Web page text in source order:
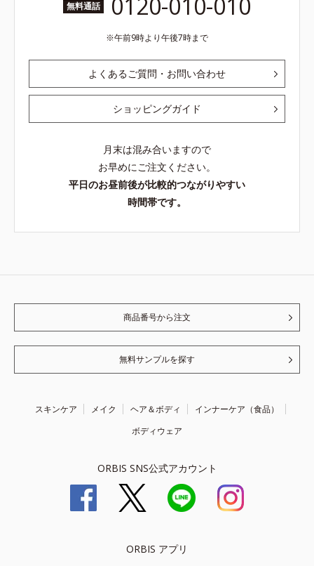
無料通話
午前9時より午後7時まで
よくあるご質問・お問い合わせ
ショッピングガイド
月末は混み合いますので
お早めにご注文ください。
平日のお昼前後が比較的つながりやすい
時間帯です。
商品番号から注文
無料サンプルを探す
スキンケア メイク ヘア＆ボディ
インナーケア（食品）
ボディウェア
ORBIS SNS公式アカウント
ORBIS アプリ